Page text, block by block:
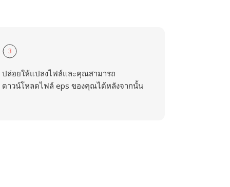
3
ปล่อยให้แปลงไฟล์และคุณสามารถ
ดาวน์โหลดไฟล์ eps ของคุณได้หลังจากนั้น